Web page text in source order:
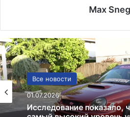
Max Sneg
Все новости
01.07.2026
США
13.06.2025